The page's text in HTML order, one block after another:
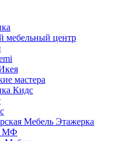
мебельный центр
мастера
Кидс
Мебель Этажерка
МФ